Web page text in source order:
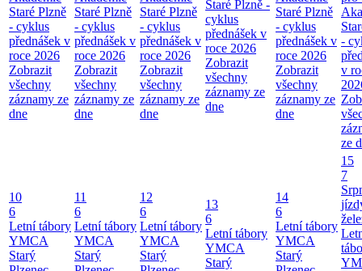
Staré Plzně
- cyklus
přednášek v
roce 2026
Zobrazit
všechny
záznamy ze
dne
Staré Plzně
- cyklus
přednášek v
roce 2026
Zobrazit
všechny
záznamy ze
dne
Staré Plzně
- cyklus
přednášek v
roce 2026
Zobrazit
všechny
záznamy ze
dne
Staré Plzně -
cyklus
přednášek v
roce 2026
Zobrazit
všechny
záznamy ze
dne
Staré Plzně
- cyklus
přednášek v
roce 2026
Zobrazit
všechny
záznamy ze
dne
-
v
ze
10
6
Letní tábory
YMCA
Starý
11
6
Letní tábory
YMCA
Starý
12
6
Letní tábory
YMCA
Starý
13
6
Letní tábory
YMCA
Starý
14
6
Letní tábory
YMCA
Starý
15
7